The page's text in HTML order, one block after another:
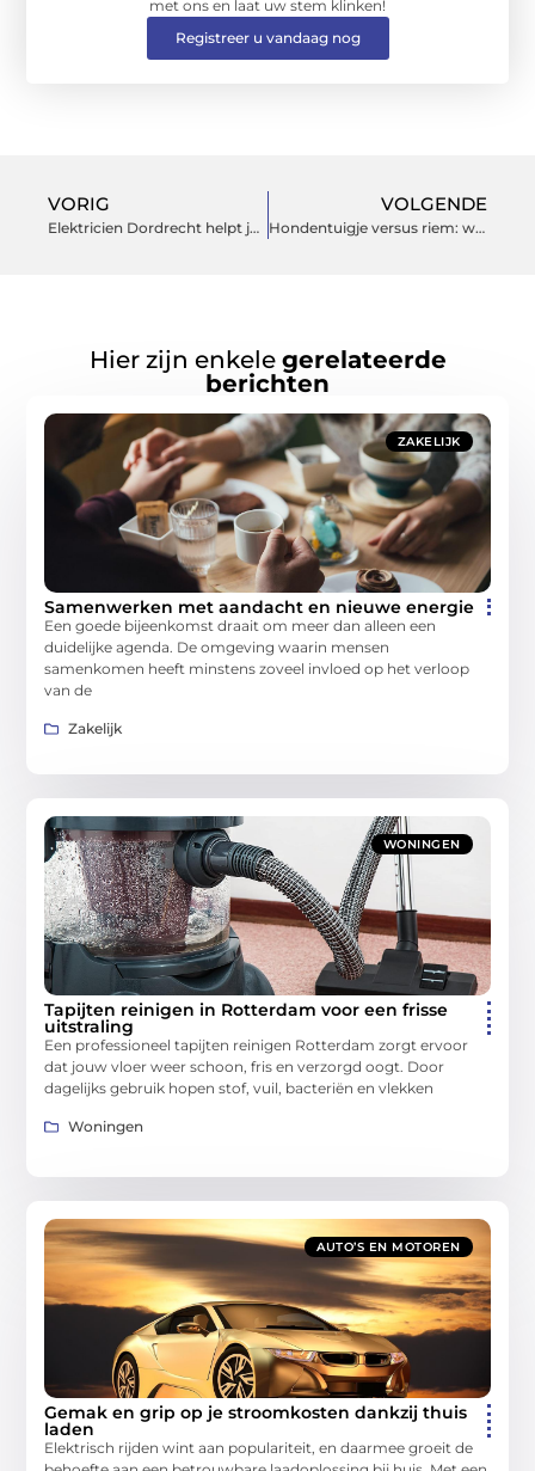
met ons en laat uw stem klinken!
Registreer u vandaag nog
VORIG
Elektricien Dordrecht helpt jou bij je stroomstoring
VOLGENDE
Hondentuigje versus riem: wat is beter voor jouw hond?
Hier zijn enkele gerelateerde
berichten
ZAKELIJK
Samenwerken met aandacht en nieuwe energie
Een goede bijeenkomst draait om meer dan alleen een
duidelijke agenda. De omgeving waarin mensen
samenkomen heeft minstens zoveel invloed op het verloop
van de
Zakelijk
WONINGEN
Tapijten reinigen in Rotterdam voor een frisse
uitstraling
Een professioneel tapijten reinigen Rotterdam zorgt ervoor
dat jouw vloer weer schoon, fris en verzorgd oogt. Door
dagelijks gebruik hopen stof, vuil, bacteriën en vlekken
Woningen
AUTO’S EN MOTOREN
Gemak en grip op je stroomkosten dankzij thuis
laden
Elektrisch rijden wint aan populariteit, en daarmee groeit de